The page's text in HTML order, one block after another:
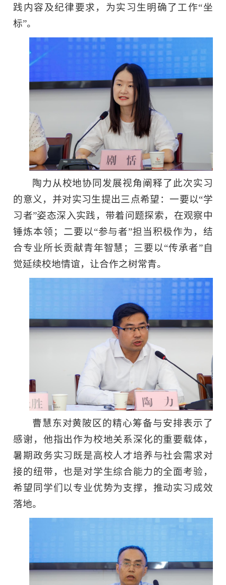
践内容及纪律要求，为实习生明确了工作“坐
标”。
陶力从校地协同发展视角阐释了此次实习
的意义，并对实习生提出三点希望：一要以“学
习者”姿态深入实践，带着问题探索，在观察中
锤炼本领；二要以“参与者”担当积极作为，结
合专业所长贡献青年智慧；三要以“传承者”自
觉延续校地情谊，让合作之树常青。
曹慧东对黄陂区的精心筹备与安排表示了
感谢，他指出作为校地关系深化的重要载体，
暑期政务实习既是高校人才培养与社会需求对
接的纽带，也是对学生综合能力的全面考验，
希望同学们以专业优势为支撑，推动实习成效
落地。